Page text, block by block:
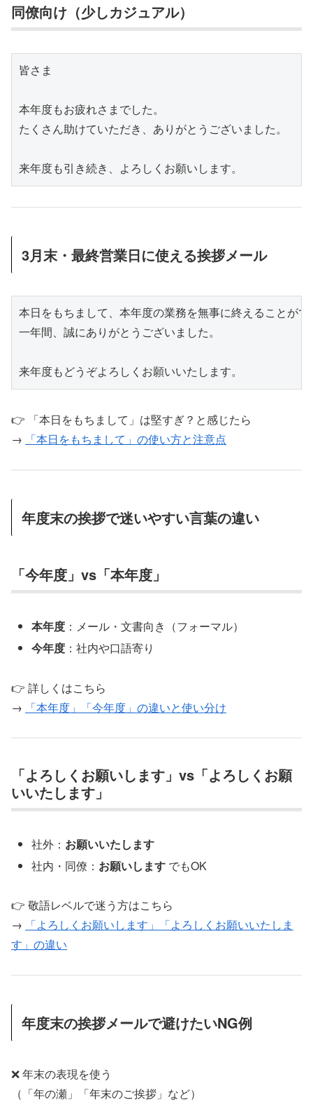
同僚向け（少しカジュアル）
皆さま
本年度もお疲れさまでした。
たくさん助けていただき、ありがとうございました。
3月末・最終営業日に使える挨拶メール
本日をもちまして、本年度の業務を無事に終えることがで
一年間、誠にありがとうございました。
👉 「本日をもちまして」は堅すぎ？と感じたら
→
「本日をもちまして」の使い方と注意点
年度末の挨拶で迷いやすい言葉の違い
「今年度」vs「本年度」
本年度 ：メール・文書向き（フォーマル）
今年度 ：社内や口語寄り
👉 詳しくはこちら
→
「本年度」「今年度」の違いと使い分け
「よろしくお願いします」vs「よろしくお願
いいたします」
社外： お願いいたします
社内・同僚： お願いします でもOK
👉 敬語レベルで迷う方はこちら
→
「よろしくお願いします」「よろしくお願いいたしま
す」の違い
年度末の挨拶メールで避けたいNG例
❌ 年末の表現を使う
（「年の瀬」「年末のご挨拶」など）